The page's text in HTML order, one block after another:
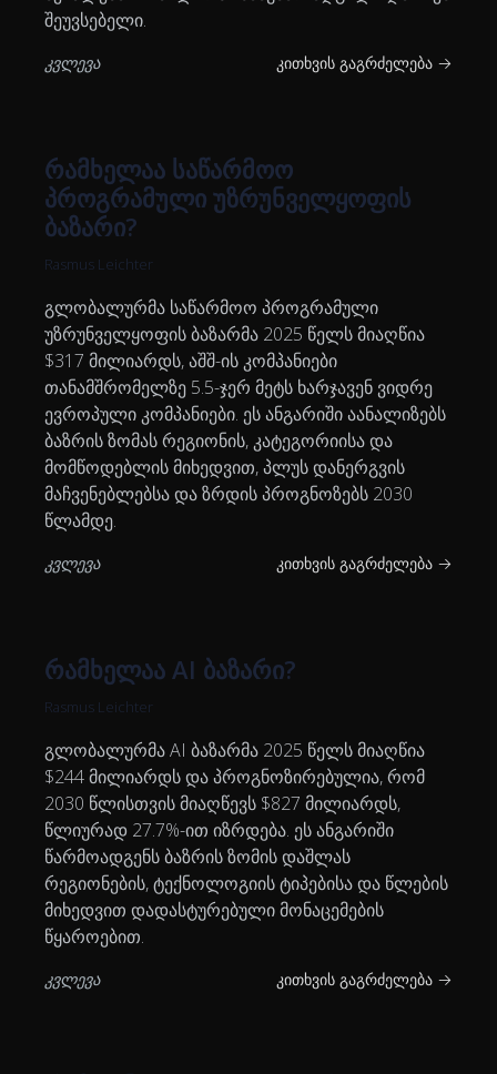
შეუვსებელი.
კვლევა კითხვის გაგრძელება →
რამხელაა საწარმოო
პროგრამული უზრუნველყოფის
ბაზარი?
Rasmus Leichter
გლობალურმა საწარმოო პროგრამული
უზრუნველყოფის ბაზარმა 2025 წელს მიაღწია
$317 მილიარდს, აშშ-ის კომპანიები
თანამშრომელზე 5.5-ჯერ მეტს ხარჯავენ ვიდრე
ევროპული კომპანიები. ეს ანგარიში აანალიზებს
ბაზრის ზომას რეგიონის, კატეგორიისა და
მომწოდებლის მიხედვით, პლუს დანერგვის
მაჩვენებლებსა და ზრდის პროგნოზებს 2030
წლამდე.
კვლევა კითხვის გაგრძელება →
რამხელაა AI ბაზარი?
Rasmus Leichter
გლობალურმა AI ბაზარმა 2025 წელს მიაღწია
$244 მილიარდს და პროგნოზირებულია, რომ
2030 წლისთვის მიაღწევს $827 მილიარდს,
წლიურად 27.7%-ით იზრდება. ეს ანგარიში
წარმოადგენს ბაზრის ზომის დაშლას
რეგიონების, ტექნოლოგიის ტიპებისა და წლების
მიხედვით დადასტურებული მონაცემების
წყაროებით.
კვლევა კითხვის გაგრძელება →